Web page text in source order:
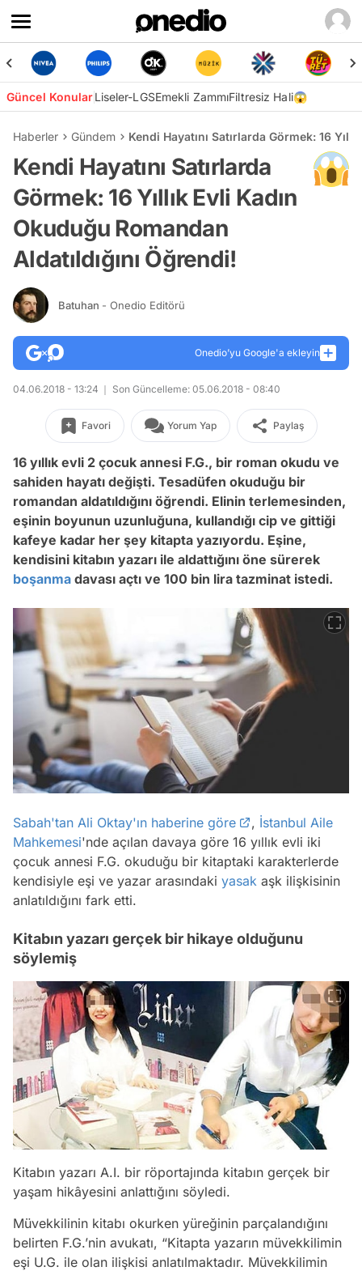
Güncel KonularLiseler-LGSEmekli ZammıFiltresiz Hali😱
Haberler Gündem Kendi Hayatını Satırlarda Görmek: 16
Kendi Hayatını Satırlarda
Görmek: 16 Yıllık Evli Kadın
Okuduğu Romandan
Aldatıldığını Öğrendi!
Batuhan - Onedio Editörü
Onedio’yu Google'a ekleyin
04.06.2018 - 13:24 Son Güncelleme: 05.06.2018 - 08:40
Favori Yorum Yap Paylaş
16 yıllık evli 2 çocuk annesi F.G., bir roman okudu ve
sahiden hayatı değişti. Tesadüfen okuduğu bir
romandan aldatıldığını öğrendi. Elinin terlemesinden,
eşinin boyunun uzunluğuna, kullandığı cip ve gittiği
kafeye kadar her şey kitapta yazıyordu. Eşine,
kendisini kitabın yazarı ile aldattığını öne sürerek
boşanma davası açtı ve 100 bin lira tazminat istedi.
Sabah'tan Ali Oktay'ın haberine göre , İstanbul Aile
Mahkemesi'nde açılan davaya göre 16 yıllık evli iki
çocuk annesi F.G. okuduğu bir kitaptaki karakterlerde
kendisiyle eşi ve yazar arasındaki yasak aşk ilişkisinin
anlatıldığını fark etti.
Kitabın yazarı gerçek bir hikaye olduğunu
söylemiş
Kitabın yazarı A.I. bir röportajında kitabın gerçek bir
yaşam hikâyesini anlattığını söyledi.
Müvekkilinin kitabı okurken yüreğinin parçalandığını
belirten F.G.’nin avukatı, “Kitapta yazarın müvekkilimin
eşi U.G. ile olan ilişkisi anlatılmaktadır. Müvekkilimin